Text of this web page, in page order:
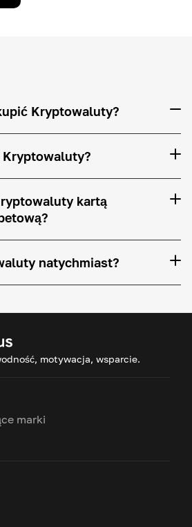
Kryptowaluty?
Kryptowaluty?
kartą
natychmiast?
motywacja, wsparcie.
marki